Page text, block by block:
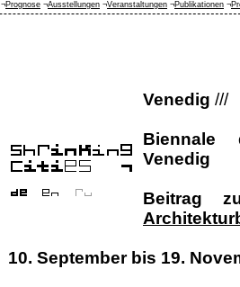
Venedig ///
Biennale
Venedig
Beitrag
10. September bis 19.
¬Prognose ¬Ausstellungen ¬Veranstaltungen ¬Publikationen ¬